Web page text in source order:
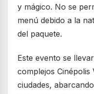
y mágico. No se
menú debido a la
del paquete.
Este evento se
complejos Cinépolis
ciudades,